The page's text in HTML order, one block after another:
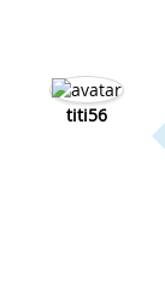
titi56